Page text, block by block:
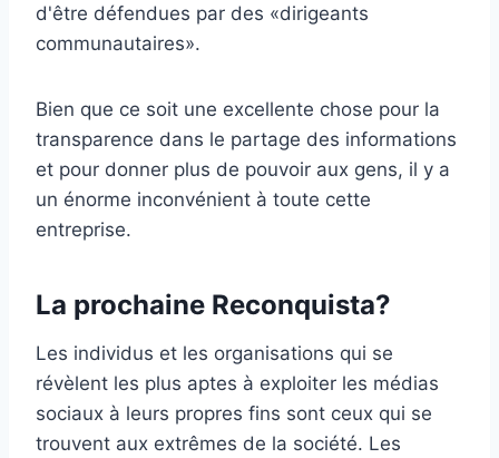
d'être défendues par des «dirigeants
communautaires».
Bien que ce soit une excellente chose pour la
transparence dans le partage des informations
et pour donner plus de pouvoir aux gens, il y a
un énorme inconvénient à toute cette
entreprise.
La prochaine Reconquista?
Les individus et les organisations qui se
révèlent les plus aptes à exploiter les médias
sociaux à leurs propres fins sont ceux qui se
trouvent aux extrêmes de la société. Les